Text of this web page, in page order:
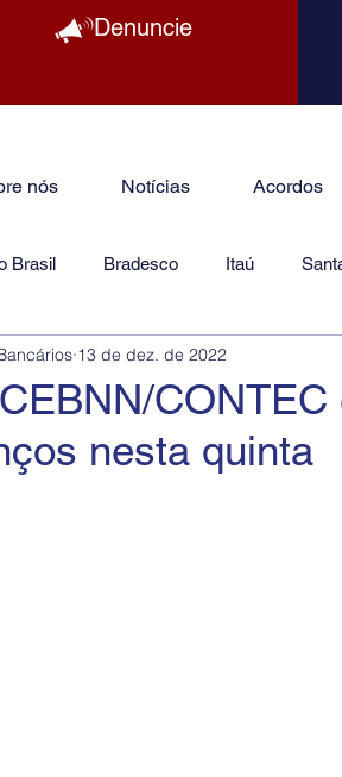
Denuncie
nós Notícias Acordos
Brasil Bradesco Itaú
Jurídico
nesta quinta
13 de dez. de 2022